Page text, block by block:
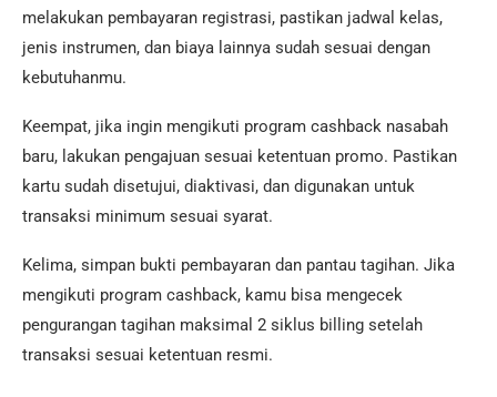
melakukan pembayaran registrasi, pastikan jadwal kelas,
jenis instrumen, dan biaya lainnya sudah sesuai dengan
kebutuhanmu.
Keempat, jika ingin mengikuti program cashback nasabah
baru, lakukan pengajuan sesuai ketentuan promo. Pastikan
kartu sudah disetujui, diaktivasi, dan digunakan untuk
transaksi minimum sesuai syarat.
Kelima, simpan bukti pembayaran dan pantau tagihan. Jika
mengikuti program cashback, kamu bisa mengecek
pengurangan tagihan maksimal 2 siklus billing setelah
transaksi sesuai ketentuan resmi.